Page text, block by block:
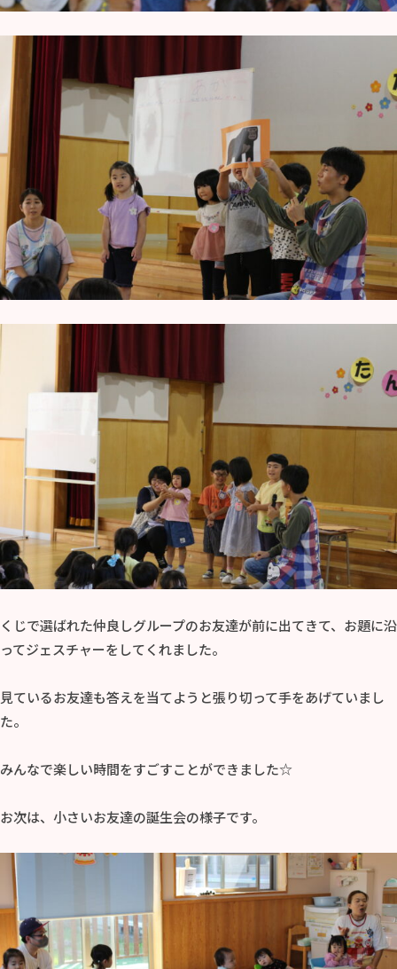
くじで選ばれた仲良しグループのお友達が前に出てきて、お題に沿
ってジェスチャーをしてくれました。
見ているお友達も答えを当てようと張り切って手をあげていまし
た。
みんなで楽しい時間をすごすことができました☆
お次は、小さいお友達の誕生会の様子です。